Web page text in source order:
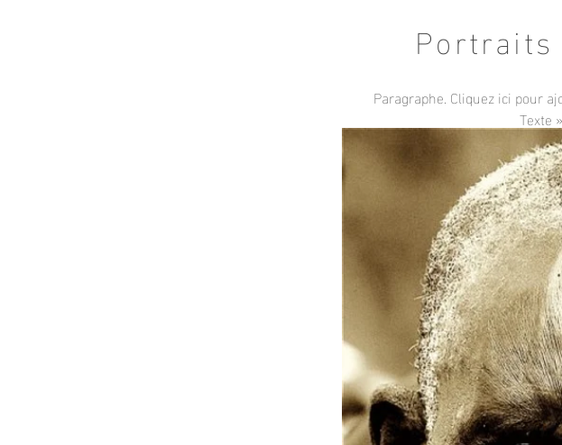
Paragraphe. Cliquez ici pour
Texte